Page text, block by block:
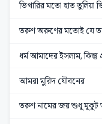
ভিখারির মতো হাত তুলিয়া
তরুণ অরুণের মতোই যে
ধর্ম আমাদের ইসলাম, কিন্তু
আমরা মুরিদ যৌবনের
তরুণ নামের জয় শুধু মুকুট